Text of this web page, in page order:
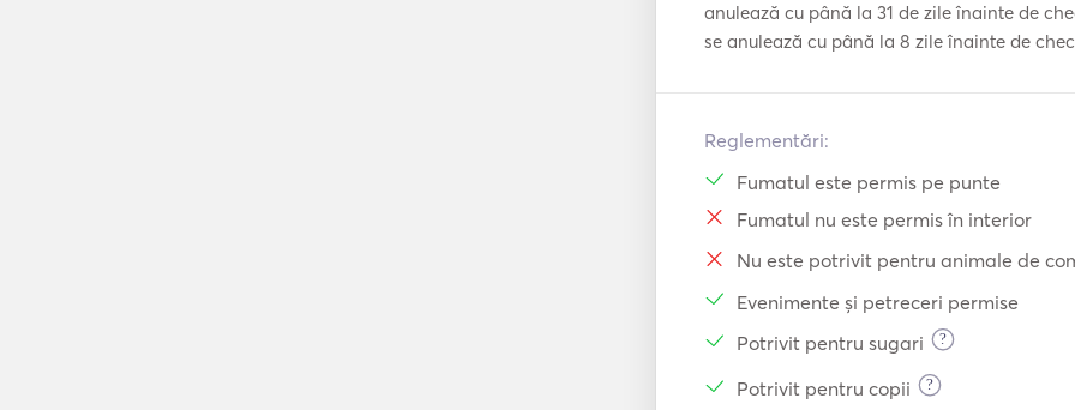
anulează cu până la 31 de zile înainte de
se anulează cu până la 8 zile înainte de
Reglementări:
Fumatul este permis pe punte
Fumatul nu este permis în interior
Nu este potrivit pentru animale de
Evenimente și petreceri permise
Potrivit pentru sugari
?
Potrivit pentru copii ?